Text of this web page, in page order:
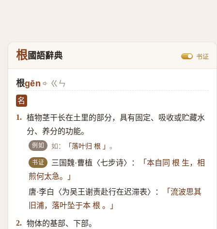
根國語辭典 书证
根gēn ㄍㄣ
名
1. 植物茎干长在土里的部分，具有固定、吸收或贮藏水
分、养分的功能。
例如 如： 「落叶归 根 」。
书证 三国魏·曹植〈七步诗〉：
「本自同 根 生，相
煎何太急。」
唐·李白〈为吴王谢责赴行在迟滞表〉：
「流波思其
旧浦，落叶坠于本 根 。」
2. 物体的基部、下部。